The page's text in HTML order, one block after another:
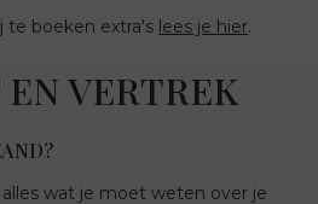
te boeken extra's lees je hier.
VERTREK
wat je moet weten over je